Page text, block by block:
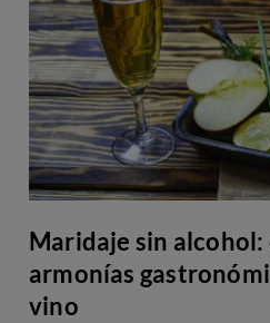
Maridaje sin
armonías
vino